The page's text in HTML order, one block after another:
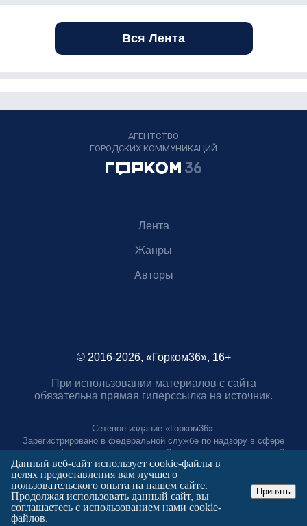
Вся Лента
АГЕНТСТВО
ГОРОДСКИХ КОММУНИКАЦИЙ
Лента
Жанры
Авторы
© 2016-2026, «Горком36», 16+
При использовании материалов с сайта
обязательна прямая гиперссылка на источник.
Сетевое издание «Горком36».
Зарегистрировано в федеральной службе по надзору в сфере
связи, информационных технологий и массовых коммуникаций.
Регистрационный номер ЭЛ № ФС77-88966 от 21 января 2025 г.
Учредитель: Муниципальное автономное учреждение "Агентство
городских коммуникаций"
Главный редактор:
Данный веб-сайт использует cookie-файлы в
целях предоставления вам лучшего
пользовательского опыта на нашем сайте.
Продолжая использовать данный сайт, вы
соглашаетесь с использованием нами cookie-
файлов.
Принять